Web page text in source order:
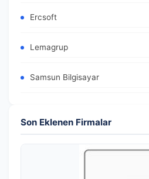
Ercsoft
Lemagrup
Samsun Bilgisayar
Son Eklenen Firmalar